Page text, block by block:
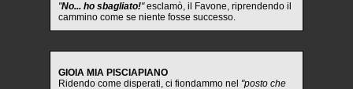
"No... ho sbagliato!"esclamò, il Favone, riprendendo il
cammino come se niente fosse successo.
GIOIA MIA PISCIAPIANO
Ridendo come disperati, ci fiondammo nel "posto che